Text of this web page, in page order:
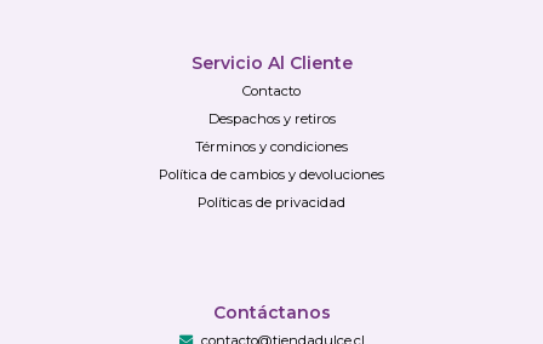
Servicio Al Cliente
Contacto
Despachos y retiros
Términos y condiciones
Política de cambios y devoluciones
Políticas de privacidad
Contáctanos
contacto@tiendadulce.cl